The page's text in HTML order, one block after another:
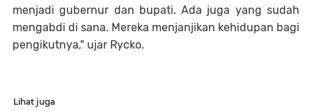
menjadi gubernur dan bupati. Ada juga yang sudah
mengabdi di sana. Mereka menjanjikan kehidupan bagi
pengikutnya," ujar Rycko.
Lihat juga